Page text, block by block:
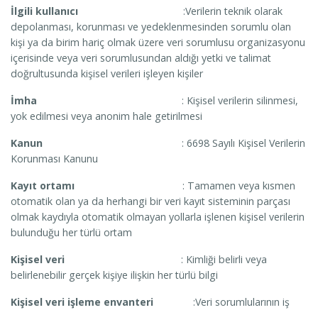
İlgili kullanıcı :Verilerin teknik olarak
depolanması, korunması ve yedeklenmesinden sorumlu olan
kişi ya da birim hariç olmak üzere veri sorumlusu organizasyonu
içerisinde veya veri sorumlusundan aldığı yetki ve talimat
doğrultusunda kişisel verileri işleyen kişiler
İmha : Kişisel verilerin silinmesi,
yok edilmesi veya anonim hale getirilmesi
Kanun
: 6698 Sayılı Kişisel Verilerin
Korunması Kanunu
Kayıt ortamı : Tamamen veya kısmen
otomatik olan ya da herhangi bir veri kayıt sisteminin parçası
olmak kaydıyla otomatik olmayan yollarla işlenen kişisel verilerin
bulunduğu her türlü ortam
Kişisel veri : Kimliği belirli veya
belirlenebilir gerçek kişiye ilişkin her türlü bilgi
Kişisel veri işleme envanteri :Veri sorumlularının iş